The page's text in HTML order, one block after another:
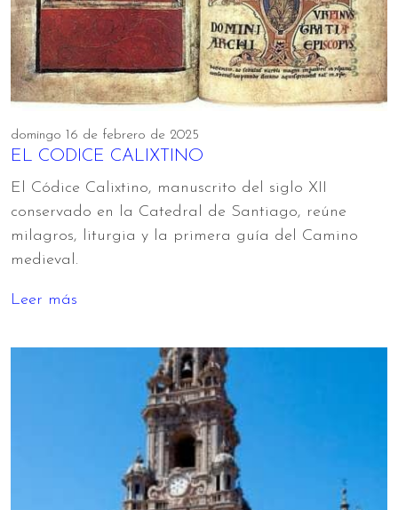
domingo 16 de febrero de 2025
EL CODICE CALIXTINO
El Códice Calixtino, manuscrito del siglo XII
conservado en la Catedral de Santiago, reúne
milagros, liturgia y la primera guía del Camino
medieval.
Leer más